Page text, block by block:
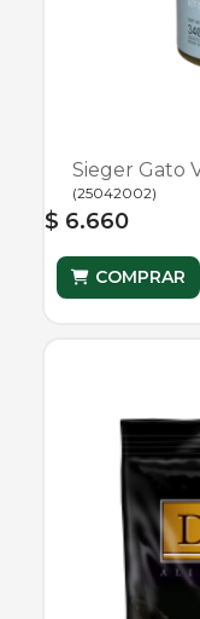
Sieger Gato
(25042002)
$ 6.660
COMPRAR